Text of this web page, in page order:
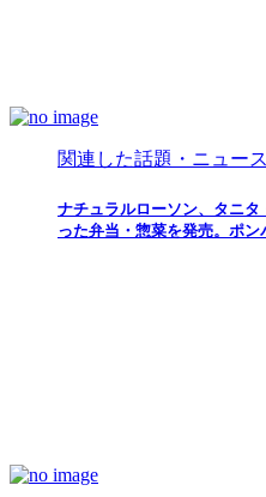
関連した話題・ニュース
ナチュラルローソン、タニ
った弁当・惣菜を発売。ポ